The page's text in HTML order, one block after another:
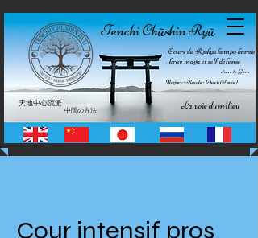
Tenchi Chūshin Ryū
Cours de Ryūkyū kempo karate
, krav maga et self défense
dans le Gers
Nogaro • Riscle • Auch (Pavie)
La voie du milieu
天地中心流派
中間の方法
Cour intensif pros